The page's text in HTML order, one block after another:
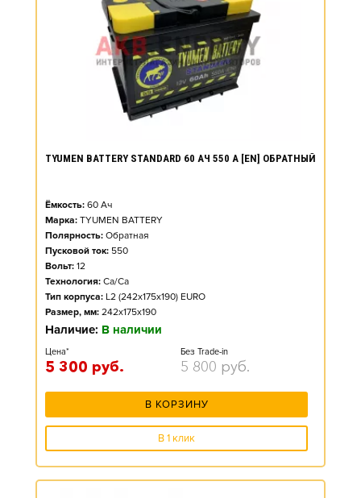
TYUMEN BATTERY STANDARD 60 АЧ 550 А [EN] ОБРАТНЫЙ
Ёмкость: 60 Ач
Марка: TYUMEN BATTERY
Полярность: Обратная
Пусковой ток: 550
Вольт: 12
Технология: Ca/Ca
Тип корпуса: L2 (242x175x190) EURO
Размер, мм: 242x175x190
Наличие: В наличии
Цена*
5 300 руб.
Без Trade-in
5 800 руб.
В КОРЗИНУ
В 1 клик